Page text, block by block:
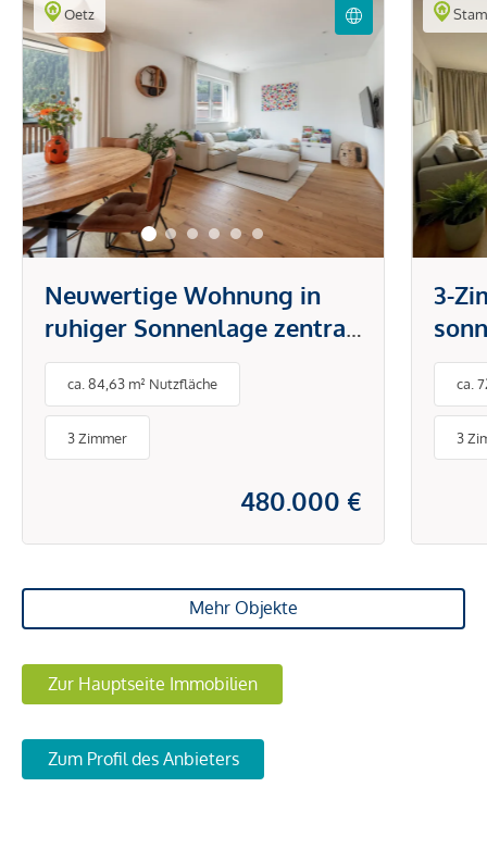
Oetz
Neuwertige Wohnung in
ruhiger Sonnenlage zentral
in Ötz
ca. 84,63 m² Nutzfläche
3 Zimmer
480.000 €
3-
ca.
3
Mehr Objekte
Zur Hauptseite Immobilien
Zum Profil des Anbieters